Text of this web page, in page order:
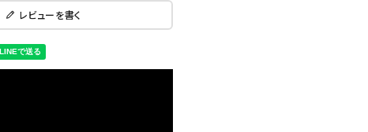
レビューを書く